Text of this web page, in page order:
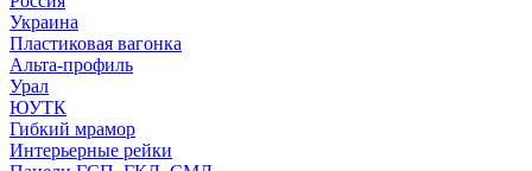
Украина
Пластиковая вагонка
Альта-профиль
Урал
ЮУТК
Гибкий мрамор
Интерьерные рейки